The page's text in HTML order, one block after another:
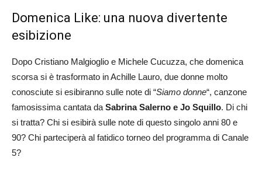
Domenica Like: una nuova divertente
esibizione
Dopo Cristiano Malgioglio e Michele Cucuzza, che domenica
scorsa si è trasformato in Achille Lauro, due donne molto
conosciute si esibiranno sulle note di “Siamo donne“, canzone
famosissima cantata da Sabrina Salerno e Jo Squillo. Di chi
si tratta? Chi si esibirà sulle note di questo singolo anni 80 e
90? Chi parteciperà al fatidico torneo del programma di Canale
5?